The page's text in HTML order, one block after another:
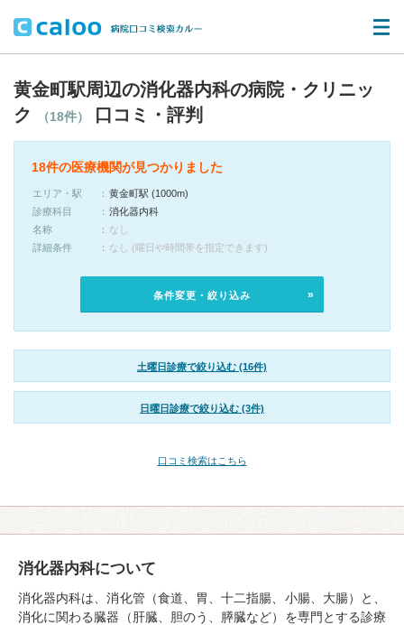
黄金町駅周辺の消化器内科の病院・クリニッ
ク
（18件） 口コミ・評判
18件の医療機関が見つかりました
エリア・駅
黄金町駅 (1000m)
診療科目
消化器内科
名称
なし
詳細条件
なし (曜日や時間帯を指定できます)
条件変更・絞り込み
土曜日診療で絞り込む (16件)
日曜日診療で絞り込む (3件)
口コミ検索はこちら
消化器内科について
消化器内科は、消化管（食道、胃、十二指腸、小腸、大腸）と、
消化に関わる臓器（肝臓、胆のう、膵臓など）を専門とする診療